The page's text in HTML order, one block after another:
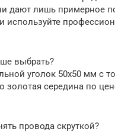
дают лишь примерное
используйте
выбрать?
уголок 50х50 мм с
золотая середина по
провода скруткой?